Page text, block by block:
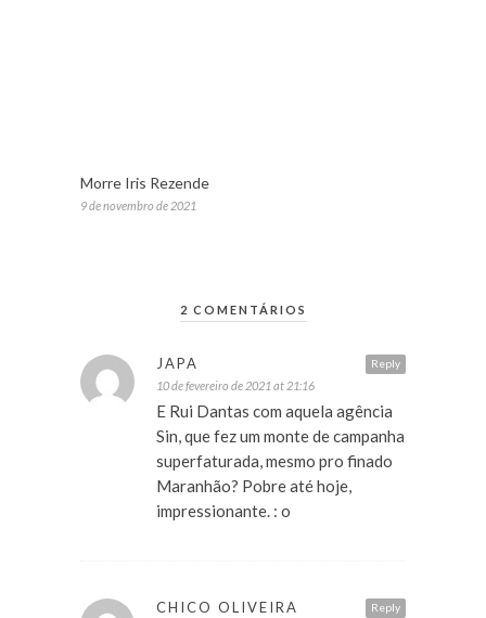
Morre Iris Rezende
9 de novembro de 2021
2 COMENTÁRIOS
Reply
JAPA
10 de fevereiro de 2021 at 21:16
E Rui Dantas com aquela agência
Sin, que fez um monte de campanha
superfaturada, mesmo pro finado
Maranhão? Pobre até hoje,
impressionante. : o
Reply
CHICO OLIVEIRA